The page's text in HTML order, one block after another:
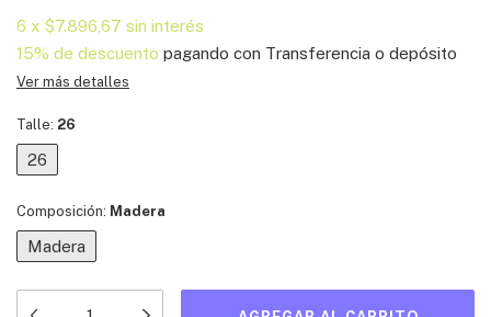
6 x $7.896,67 sin interés
15% de descuento pagando con Transferencia o depósito
Ver más detalles
Talle: 26
26
Composición: Madera
Madera